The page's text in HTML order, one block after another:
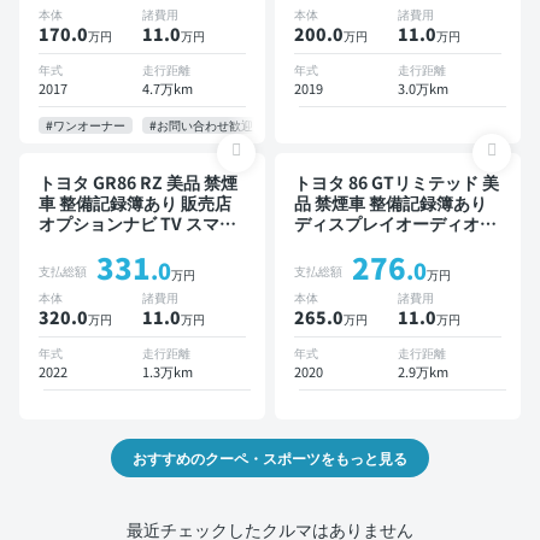
本体
170.0万円
諸費用
11.0万円
年式
2017
走行距離
4.7万km
#ワンオーナー #お問い合わせ歓迎
本体
200.0万円
諸費用
11.0万円
年式
2019
走行距離
3.0万km
トヨタ GR86 RZ 美品 禁煙
車 整備記録簿あり 販売店
オプションナビ TV スマー
ー ドライブレコーダー
支払総額 331.0万円
本体
320.0万円
諸費用
11.0万円
年式
2022
走行距離
1.3万km
トヨタ 86 GTリミテッド 美
品 禁煙車 整備記録簿あり
ディスプレイオーディオ
ニター ドライブレコーダー
支払総額 276.0万円
本体
265.0万円
諸費用
11.0万円
年式
2020
走行距離
2.9万km
おすすめのクーペ・スポーツをもっと見る
最近チェックしたクルマはありません